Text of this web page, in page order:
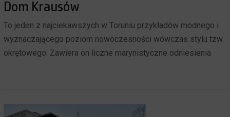
Dom Krausów
To jeden z najciekawszych w Toruniu przykładów modnego i
wyznaczającego poziom nowoczesności wówczas stylu tzw.
okrętowego. Zawiera on liczne marynistyczne odniesienia